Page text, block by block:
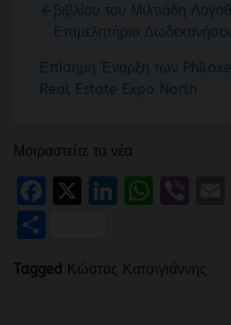
βιβλίου του Μιλτιάδη
Επιμελητήριο
Επίσημη Έναρξη των
Real Estate Expo North
Μοιραστείτε τα νέα
Facebook
X LinkedIn
Tagged Κώστας Κατσιγιάννης